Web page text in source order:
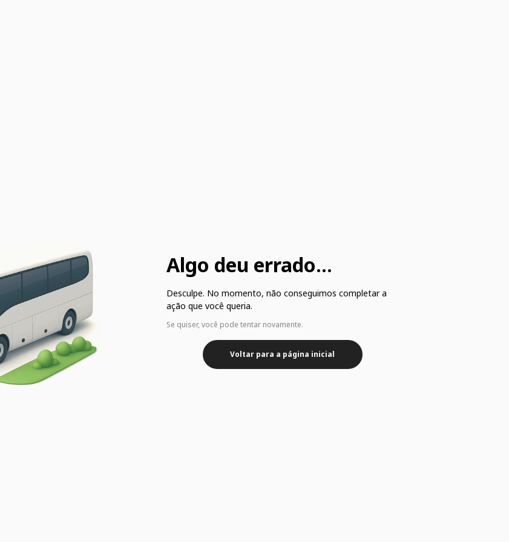
Algo deu errado...
Desculpe. No momento, não conseguimos completar a
ação que você queria.
Se quiser, você pode tentar novamente.
Voltar para a página inicial